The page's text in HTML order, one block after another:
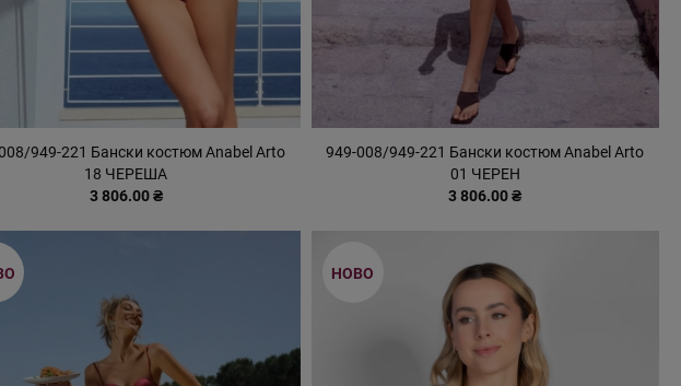
949-221 Бански костюм Anabel Arto
18 ЧЕРЕША
3 806.00 ₴
949-008/949-221 Бански костюм Anabel Arto
01 ЧЕРЕН
3 806.00 ₴
НОВО